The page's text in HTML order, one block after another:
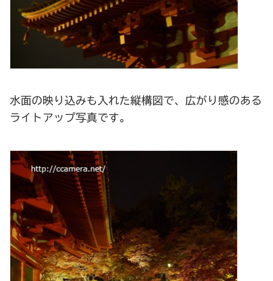
水面の映り込みも入れた縦構図で、広がり感のある
ライトアップ写真です。